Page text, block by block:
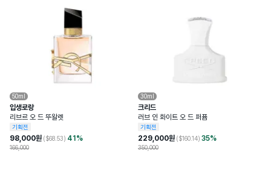
50ml
입생로랑
리브르 오 드 뚜왈렛
기획전
98,000원 ($68.53) 41 %
166,000
30ml
크리드
러브 인 화이트 오 드 퍼퓸
기획전
229,000원 ($160.14) 35%
350,000